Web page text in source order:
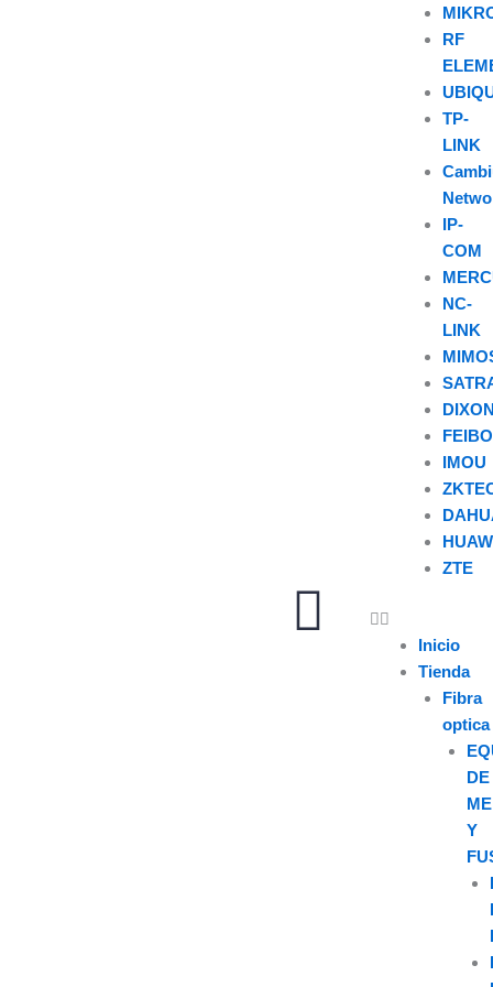
U
s
RF
TP-
LINK
IP-
COM
NC-
LINK
IMOU
ZTE
Inicio
Tienda
Fibra
optica
DE
Y